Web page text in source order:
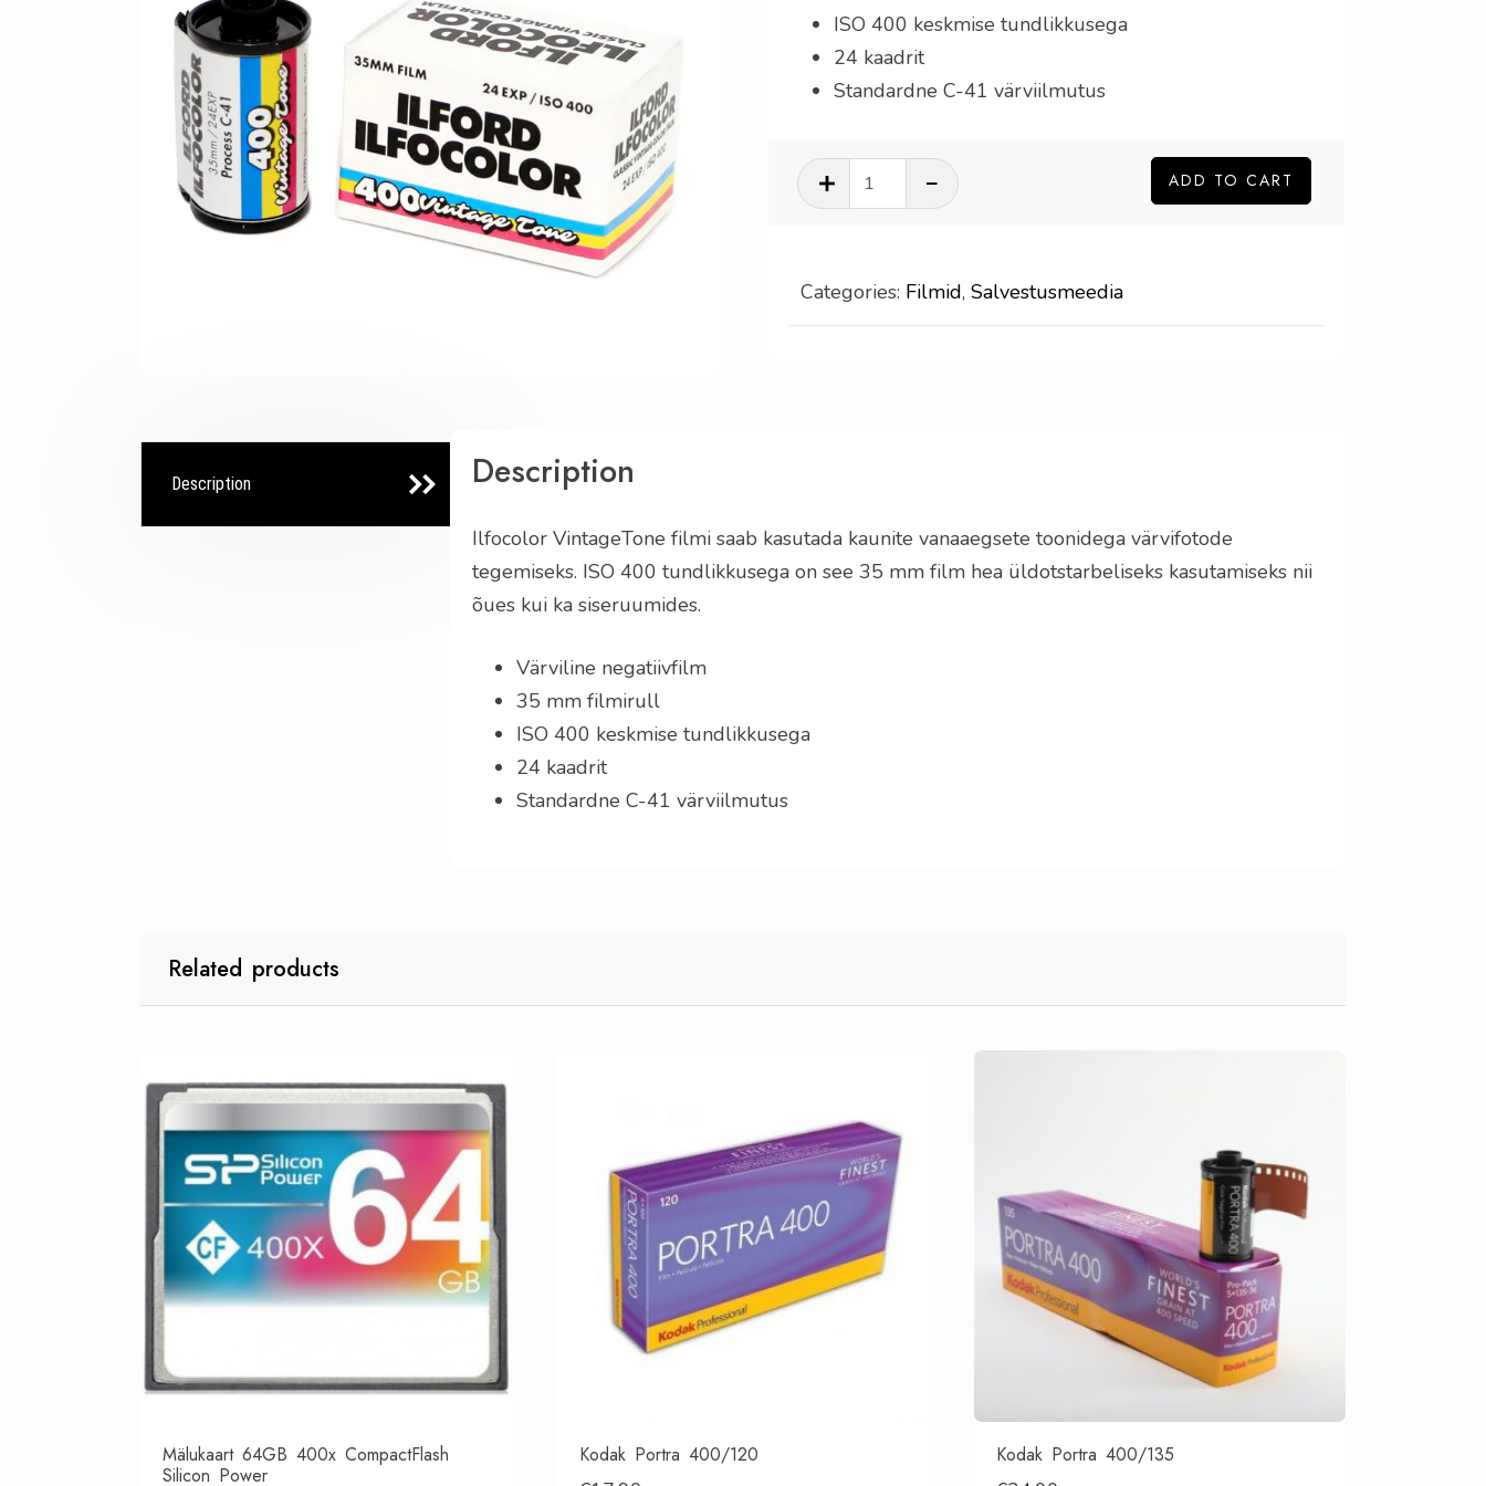
ISO 400 keskmise tundlikkusega
24 kaadrit
Standardne C-41 värviilmutus
Ilfocolor
quantity
ADD TO CART
Categories: Filmid, Salvestusmeedia
Description Description
Ilfocolor VintageTone filmi saab kasutada kaunite vanaaegsete toonidega värvifotode
tegemiseks. ISO 400 tundlikkusega on see 35 mm film hea üldotstarbeliseks kasutamiseks nii
õues kui ka siseruumides.
Värviline negatiivfilm
35 mm filmirull
ISO 400 keskmise tundlikkusega
24 kaadrit
Standardne C-41 värviilmutus
Related products
Mälukaart 64GB 400x CompactFlash
Silicon Power
Kodak Portra 400/120 Kodak Portra 400/135